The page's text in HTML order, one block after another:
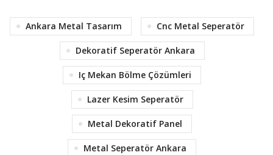
Ankara Metal Tasarım Cnc Metal Seperatör
Dekoratif Seperatör Ankara
Iç Mekan Bölme Çözümleri
Lazer Kesim Seperatör
Metal Dekoratif Panel
Metal Seperatör Ankara